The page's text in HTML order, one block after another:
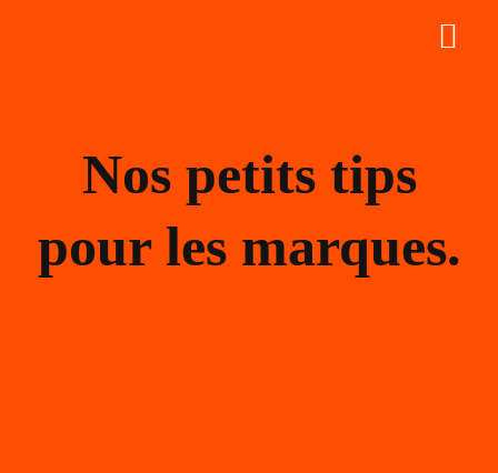
Nos petits tips
pour les marques.